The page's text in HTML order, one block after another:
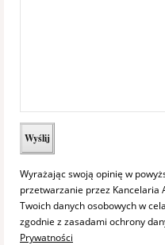
Wyrażając swoją opinię w
przetwarzanie przez Kancelaria
Twoich danych osobowych w
zgodnie z zasadami ochrony
Prywatności